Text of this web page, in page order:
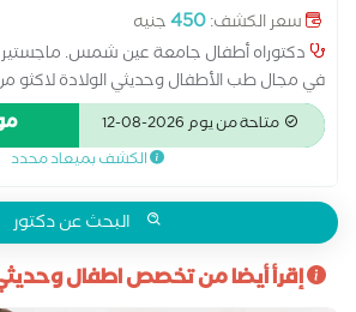
سعر الكشف:450جنيه
دكتوراه أطفال جامعة عين شمس. ماجستير
بمصر في مستشفيات وزارة الصحة والقطاع
بالمملكة لأكثر من 15 عاما في مجال طب الأطفال وحديثي الولادة
متاحة من يوم 2026-08-12
الكشف بميعاد محدد
البحث عن دكتور
إقرأ أيضا من تخصص اطفال